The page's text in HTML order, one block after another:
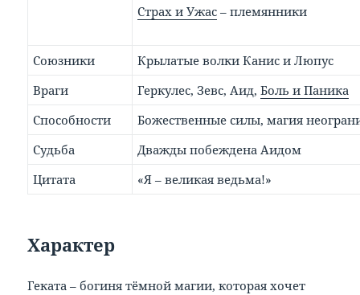
Страх и Ужас – племянники
Союзники
Крылатые волки Канис и Люпус
Враги
Геркулес, Зевс, Аид,Боль и Паника
Способности
Божественные силы, магия
Судьба
Дважды побеждена Аидом
Цитата
«Я – великая ведьма!»
Характер
Геката – богиня тёмной магии, которая хочет